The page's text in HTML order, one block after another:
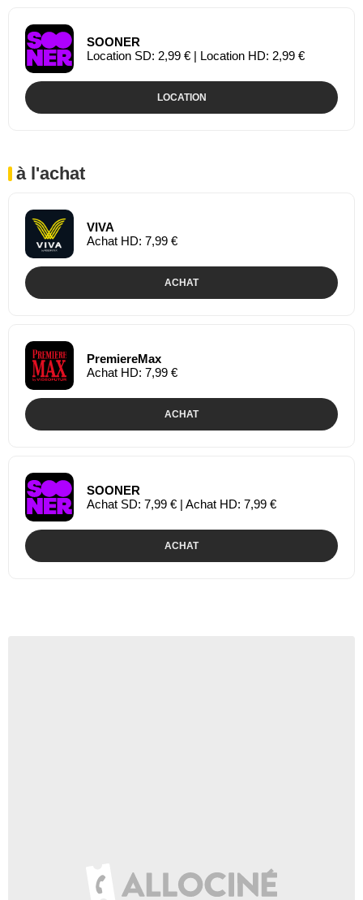
SOONER
Location SD: 2,99 € | Location HD: 2,99 €
LOCATION
à l'achat
VIVA
Achat HD: 7,99 €
ACHAT
PremiereMax
Achat HD: 7,99 €
ACHAT
SOONER
Achat SD: 7,99 € | Achat HD: 7,99 €
ACHAT